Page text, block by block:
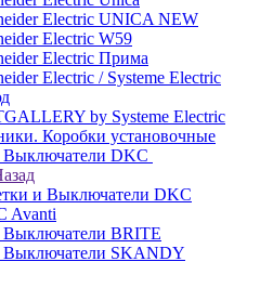
Electric UNICA NEW
Electric W59
Electric Прима
Electric / Systeme Electric
by Systeme Electric
Коробки установочные
Выключатели DKC
и Выключатели DKC
Avanti
Выключатели BRITE
Выключатели SKANDY